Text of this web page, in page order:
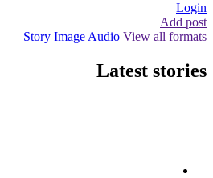
Login
Add post
Story Image Audio View all formats
Latest stories